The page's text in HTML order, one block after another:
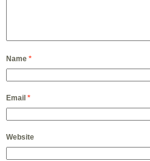
Name *
Email *
Website